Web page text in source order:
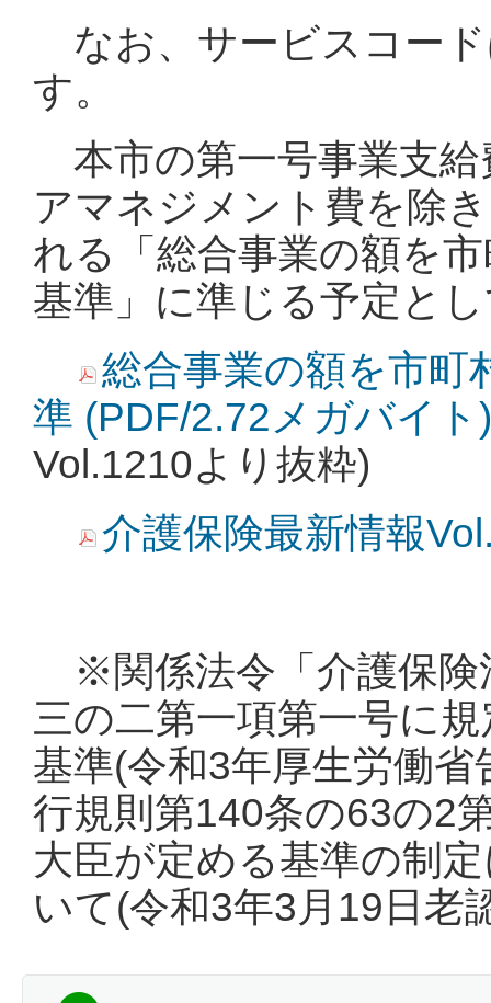
なお、サービスコー
す。
本市の第一号事業支給
アマネジメント費を除
れる「総合事業の額を
基準」に準じる予定と
総合事業の額を市町
準 (PDF/2.72メガバイト)
Vol.1210より抜粋)
介護保険最新情報
※関係法令「介護保険
三の二第一項第一号に
基準(令和3年厚生労働
行規則第140条の63の2
大臣が定める基準の制
いて(令和3年3月19日老